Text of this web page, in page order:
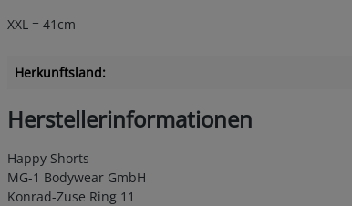
XXL = 41cm
Herkunftsland:
Herstellerinformationen
Happy Shorts
MG-1 Bodywear GmbH
Konrad-Zuse Ring 11